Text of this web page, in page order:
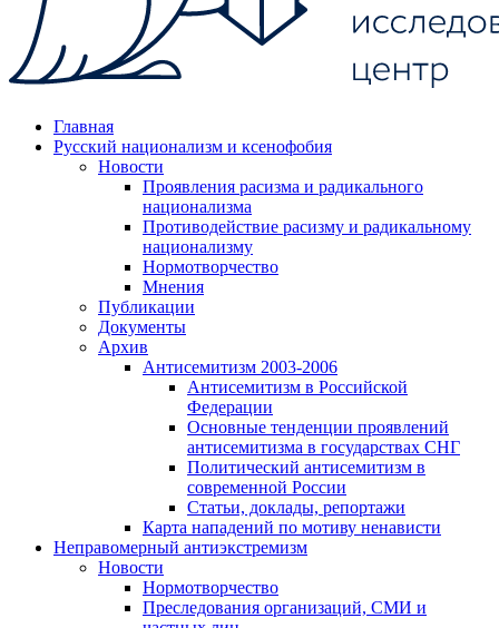
Главная
Русский национализм и ксенофобия
Новости
Проявления расизма и радикального
национализма
Противодействие расизму и радикальному
национализму
Нормотворчество
Мнения
Публикации
Документы
Архив
Антисемитизм 2003-2006
Антисемитизм в Российской
Федерации
Основные тенденции проявлений
антисемитизма в государствах СНГ
Политический антисемитизм в
современной России
Статьи, доклады, репортажи
Карта нападений по мотиву ненависти
Неправомерный антиэкстремизм
Новости
Нормотворчество
Преследования организаций, СМИ и